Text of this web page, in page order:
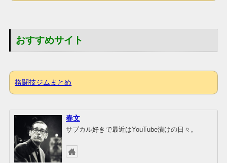
おすすめサイト
格闘技ジムまとめ
春文
サブカル好きで最近はYouTube漬けの日々。